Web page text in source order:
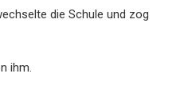
die Schule und zog
ihm.